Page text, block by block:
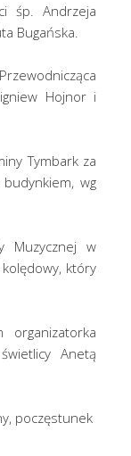
śp. Andrzeja
Bugańska.
Hojnor i
Tymbark za
wg
Muzycznej w
który
organizatorka
Anetą
poczęstunek